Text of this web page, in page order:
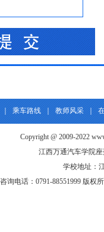
｜ 乘车路线 ｜ 教师风采 ｜
Copyright @ 2009-2022
江西万通汽车学院
学校地址：
咨询电话：0791-88551999 版权